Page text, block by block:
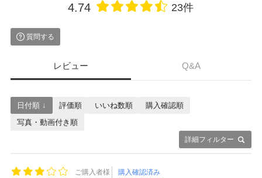
4.74 23件
質問する
レビュー Q&A
詳細フィルター
日付順 ↓ 評価順 いいね数順
購入確認順
写真・動画付き順
ご購入者様 購入確認済み